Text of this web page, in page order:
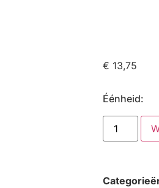
€ 13,75
Éénheid: